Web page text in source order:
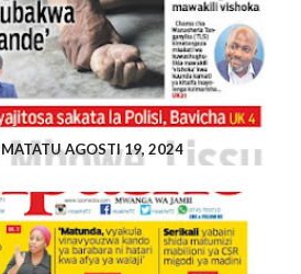
AGOSTI 19, 2024